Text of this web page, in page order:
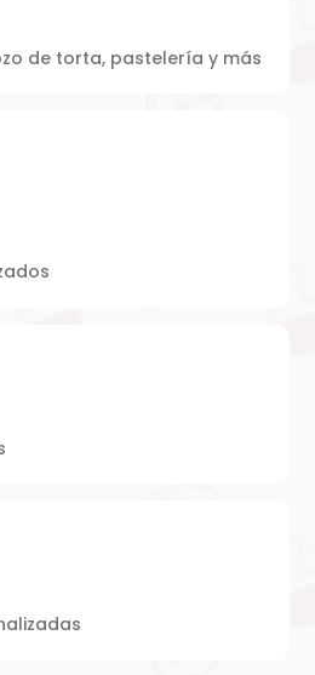
de torta, pastelería y más